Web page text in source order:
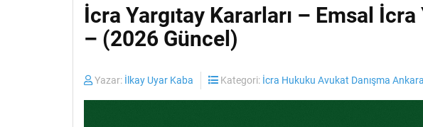
İcra Yargıtay Kararları – Emsal İcra
– (2026 Güncel)
Yazar: İlkay Uyar Kaba Kategori: İcra Hukuku Avukat Danışma Ankara